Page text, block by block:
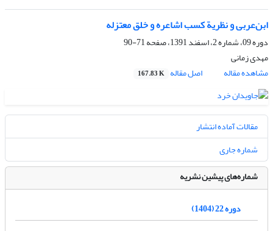
ابن‌عربی و نظریة کسب اشاعره و خلق معتزله
دوره 09، شماره 2، اسفند 1391، صفحه
71-90
مهدی زمانی
مشاهده مقاله
اصل مقاله 167.83 K
مقالات آماده انتشار
شماره جاری
شماره‌های پیشین نشریه
دوره 22 (1404)